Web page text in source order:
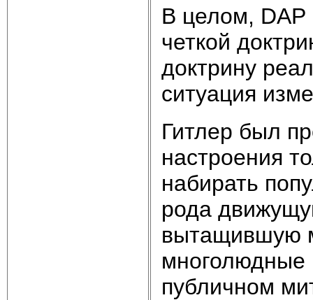
В целом, DAP
четкой
доктрину
ситуация
Гитлер был
настроения
набирать
рода
вытащившую
многолюдные
публичном